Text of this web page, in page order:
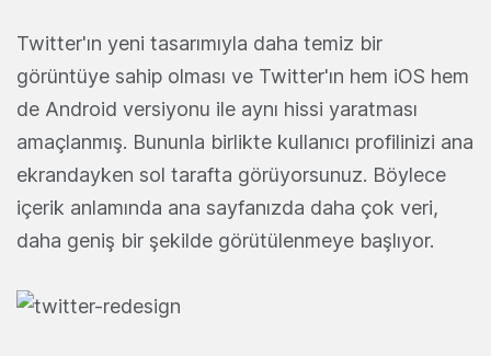
Twitter'ın yeni tasarımıyla daha temiz bir
görüntüye sahip olması ve Twitter'ın hem iOS hem
de Android versiyonu ile aynı hissi yaratması
amaçlanmış. Bununla birlikte kullanıcı profilinizi ana
ekrandayken sol tarafta görüyorsunuz. Böylece
içerik anlamında ana sayfanızda daha çok veri,
daha geniş bir şekilde görütülenmeye başlıyor.